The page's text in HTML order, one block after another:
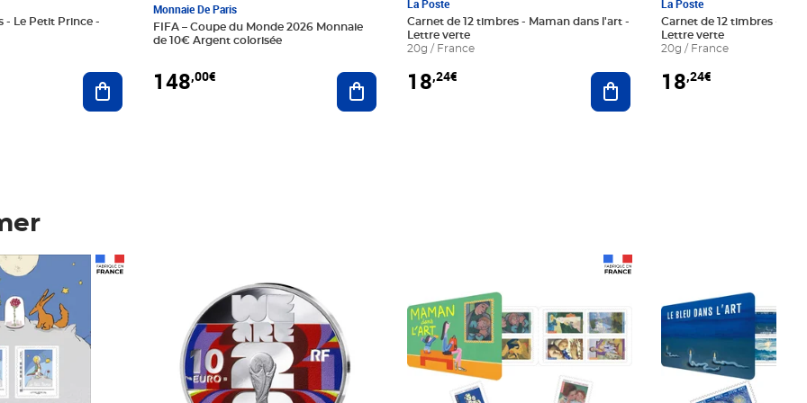
- Le Petit Prince -
Ajouter au panier
Monnaie De Paris
FIFA – Coupe du Monde 2026 Monnaie
de 10€ Argent colorisée
148,00€ Ajouter au panier
La Poste
Carnet de 12 timbres - Maman dans l'art -
Lettre verte
20g / France
18,24€ Ajouter au panier
La Poste
Carnet de 12 timbres - Le
Lettre verte
20g / France
18,24€